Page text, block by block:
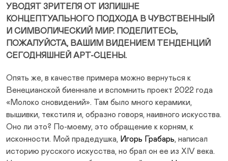
УВОДЯТ ЗРИТЕЛЯ ОТ ИЗЛИШНЕ
КОНЦЕПТУАЛЬНОГО ПОДХОДА В ЧУВСТВЕННЫЙ
И СИМВОЛИЧЕСКИЙ МИР. ПОДЕЛИТЕСЬ,
ПОЖАЛУЙСТА, ВАШИМ ВИДЕНИЕМ ТЕНДЕНЦИЙ
СЕГОДНЯШНЕЙ АРТ-СЦЕНЫ.
Опять же, в качестве примера можно вернуться к
Венецианской биеннале и вспомнить проект 2022 года
«Молоко сновидений». Там было много керамики,
вышивки, текстиля и, образно говоря, наивного искусства.
Оно ли это? По-моему, это обращение к корням, к
исконности. Мой прадедушка, Игорь Грабарь, написал
историю русского искусства, но брал он ее из XIV века.